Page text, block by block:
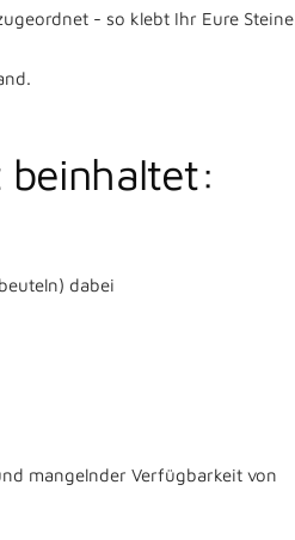
- so klebt Ihr Eure Steine
beinhaltet:
dabei
mangelnder Verfügbarkeit von